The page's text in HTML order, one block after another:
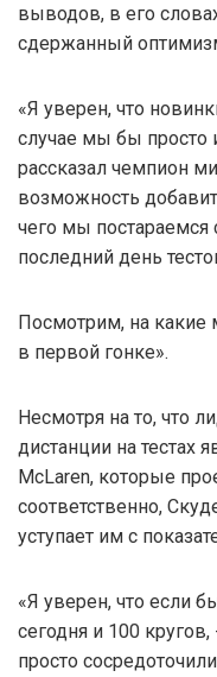
выводов, в его
сдержанный
«Я уверен, что
случае мы бы просто
рассказал чемпион
возможность
чего мы постараемся
последний день
Посмотрим, на
в первой гонке».
Несмотря на то, что
дистанции на тестах
McLaren, которые
соответственно,
уступает им с
«Я уверен, что если
сегодня и 100
просто